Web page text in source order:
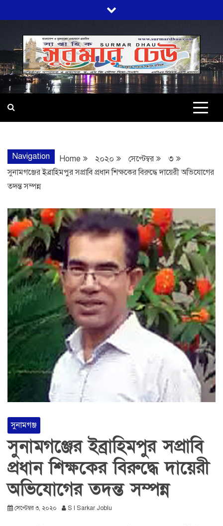
to
content
প্রতি মূহুর্তে সত্যের সন্ধানে অবিচল…
Navigation Home ২০২০ সেপ্টেম্বর
৩
সুনামগঞ্জের ইব্রাহিমপুর সপ্রাবি প্রধান শিক্ষকের বিরুদ্ধে দায়েরী অভিযোগের
তদন্ত সম্পন্ন
সুনামগঞ্জ
সুনামগঞ্জের ইব্রাহিমপুর সপ্রাবি
প্রধান শিক্ষকের বিরুদ্ধে দায়েরী
অভিযোগের তদন্ত সম্পন্ন
সেপ্টেম্বর ৩, ২০২০ S I Sarkar Joblu